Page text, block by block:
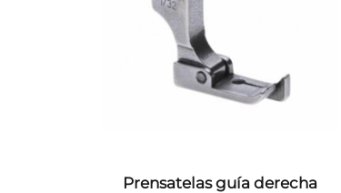
Prensatelas guía derecha